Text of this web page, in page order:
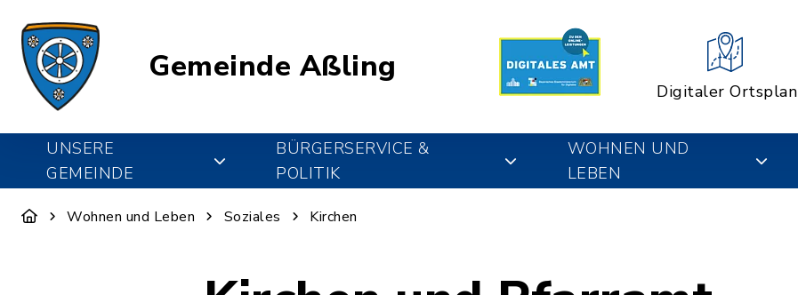
Gemeinde Aßling
Digitaler Ortsplan
UNSERE
GEMEINDE
BÜRGERSERVICE &
POLITIK
WOHNEN UND
LEBEN
Wohnen und Leben Soziales Kirchen